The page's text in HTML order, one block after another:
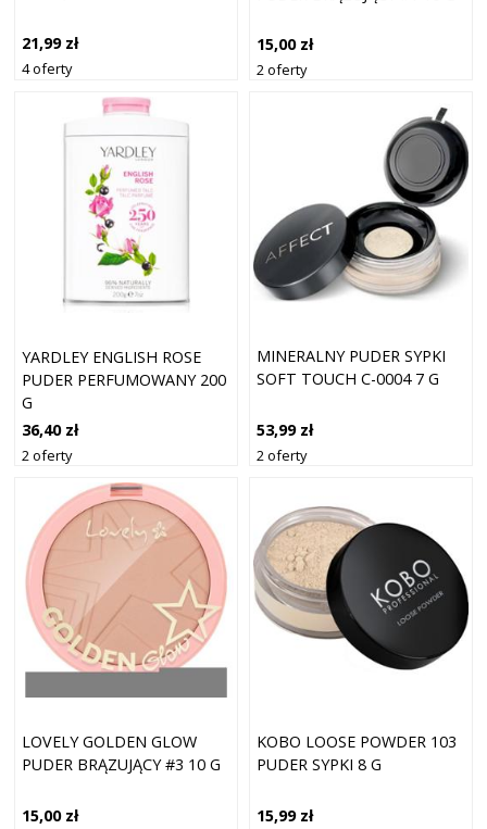
21,99 zł
4 oferty
15,00 zł
2 oferty
YARDLEY ENGLISH ROSE
PUDER PERFUMOWANY 200
G
36,40 zł
2 oferty
MINERALNY PUDER SYPKI
SOFT TOUCH C-0004 7 G
53,99 zł
2 oferty
LOVELY GOLDEN GLOW
PUDER BRĄZUJĄCY #3 10 G
15,00 zł
KOBO LOOSE POWDER 103
PUDER SYPKI 8 G
15,99 zł